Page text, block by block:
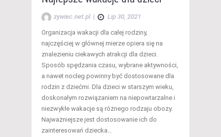
zywiec.net.pl | Lip 30, 2021
Organizacja wakacji dla całej rodziny,
najczęściej w głównej mierze opiera się na
znalezieniu ciekawych atrakcji dla dzieci.
Sposób spędzania czasu, wybrane aktywności,
a nawet nocleg powinny być dostosowane dla
rodzin z dziećmi. Dla dzieci w starszym wieku,
doskonałym rozwiązaniem na niepowtarzalne i
niezwykłe wakacje są różnego rodzaju obozy.
Najważniejsze jest dostosowanie ich do
zainteresowań dziecka…